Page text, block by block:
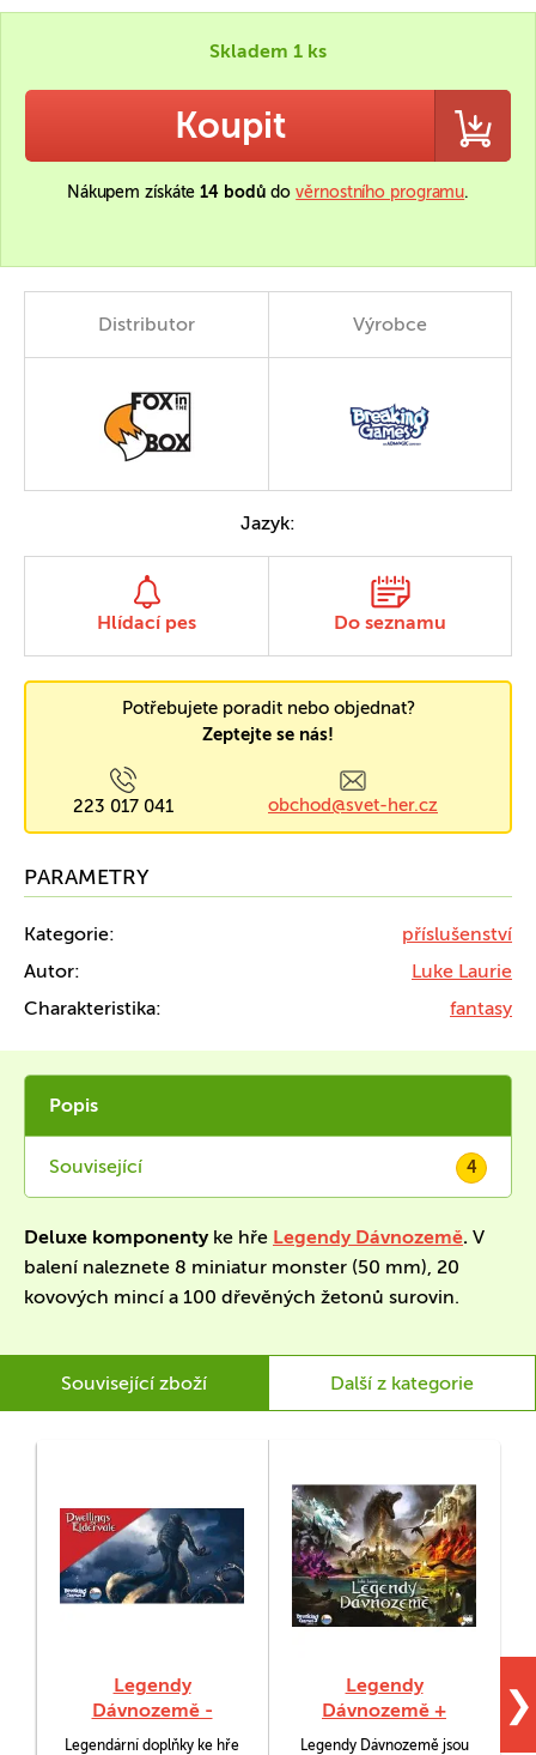
Skladem 1 ks
Koupit
Nákupem získáte14 bodů dověrnostního programu.
Distributor Výrobce
Jazyk:
Hlídací pes Do seznamu
Potřebujete poradit nebo objednat?
Zeptejte se nás!
223 017 041 obchod@svet-her.cz
PARAMETRY
Kategorie:
příslušenství
Autor:
Luke Laurie
Charakteristika:
fantasy
Popis
Související 4
Deluxe komponentyke hře Legendy Dávnozemě. V
balení naleznete 8 miniatur monster (50 mm), 20
kovových mincí a 100 dřevěných žetonů surovin.
Související zboží Další z kategorie
Legendy
Dávnozemě -
Legendární doplňky
Legendární doplňky ke hře
Legendy
Dávnozemě +
Orákulum
Legendy Dávnozemě jsou
❯